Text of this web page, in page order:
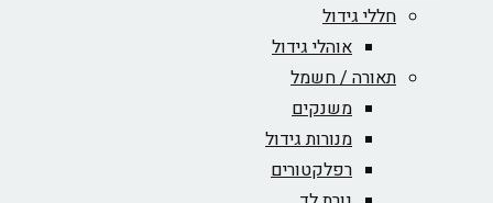
חללי גידול
אוהלי גידול
תאורה / חשמל
משנקים
מנורות גידול
רפלקטורים